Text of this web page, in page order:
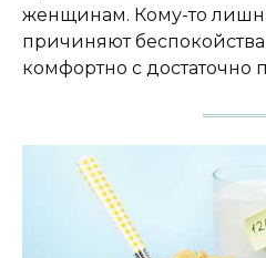
женщинам. Кому-то
причиняют
комфортно с